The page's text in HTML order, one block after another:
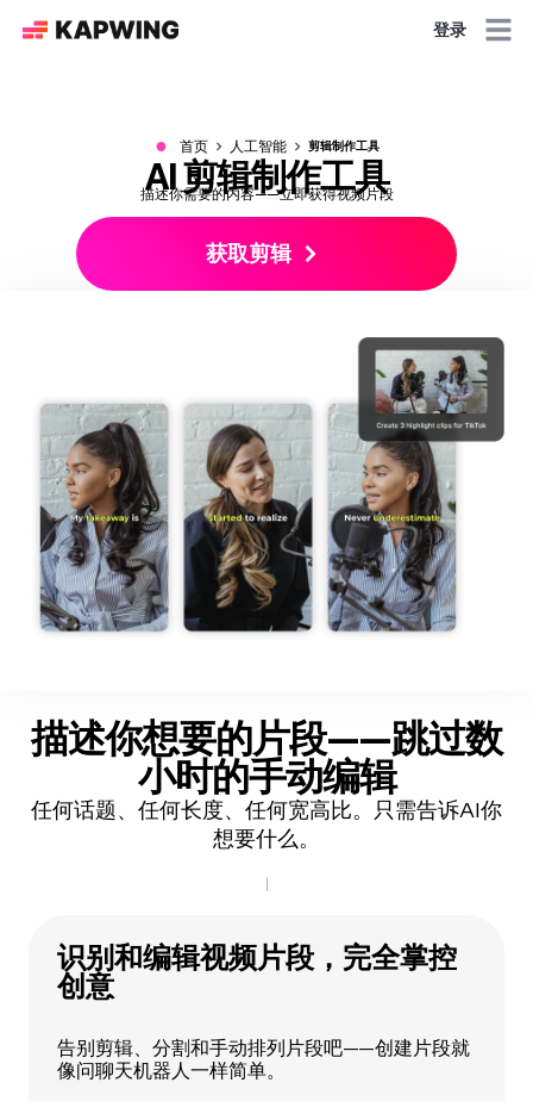
登录
● 首页 人工智能 剪辑制作工具
AI 剪辑制作工具
描述你需要的内容——立即获得视频片段
获取剪辑
描述你想要的片段——跳过数
小时的手动编辑
任何话题、任何长度、任何宽高比。只需告诉AI你
想要什么。
识别和编辑视频片段，完全掌控
创意
告别剪辑、分割和手动排列片段吧——创建片段就
像问聊天机器人一样简单。